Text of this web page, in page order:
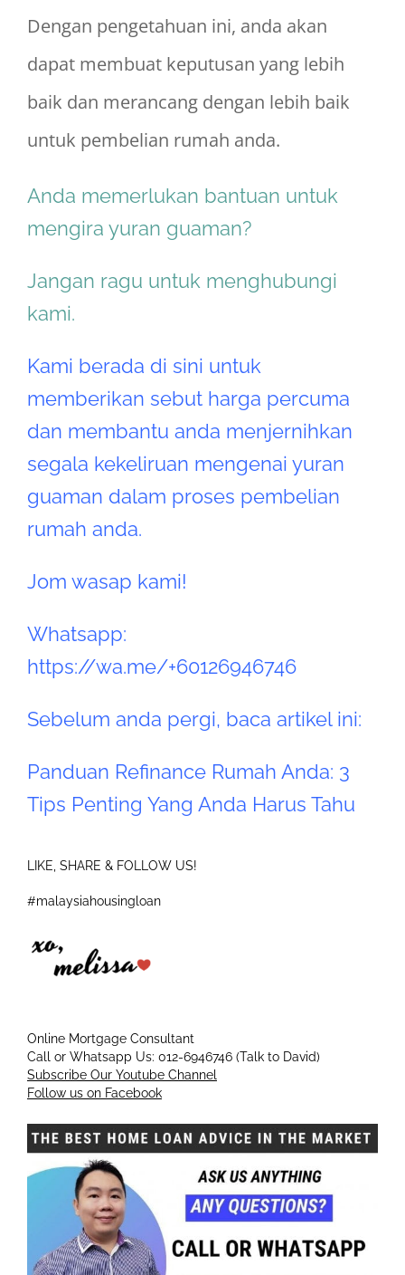
Dengan pengetahuan ini, anda akan
dapat membuat keputusan yang lebih
baik dan merancang dengan lebih baik
untuk pembelian rumah anda.
Anda memerlukan bantuan untuk
mengira yuran guaman?
Jangan ragu untuk menghubungi
kami.
Kami berada di sini untuk
memberikan sebut harga percuma
dan membantu anda menjernihkan
segala kekeliruan mengenai yuran
guaman dalam proses pembelian
rumah anda.
Jom wasap kami!
Whatsapp:
https://wa.me/+60126946746
Sebelum anda pergi, baca artikel ini:
Panduan Refinance Rumah Anda: 3
Tips Penting Yang Anda Harus Tahu
LIKE, SHARE & FOLLOW US!
#malaysiahousingloan
Online Mortgage Consultant
Call or Whatsapp Us: 012-6946746 (Talk to David)
Subscribe Our Youtube Channel
Follow us on Facebook